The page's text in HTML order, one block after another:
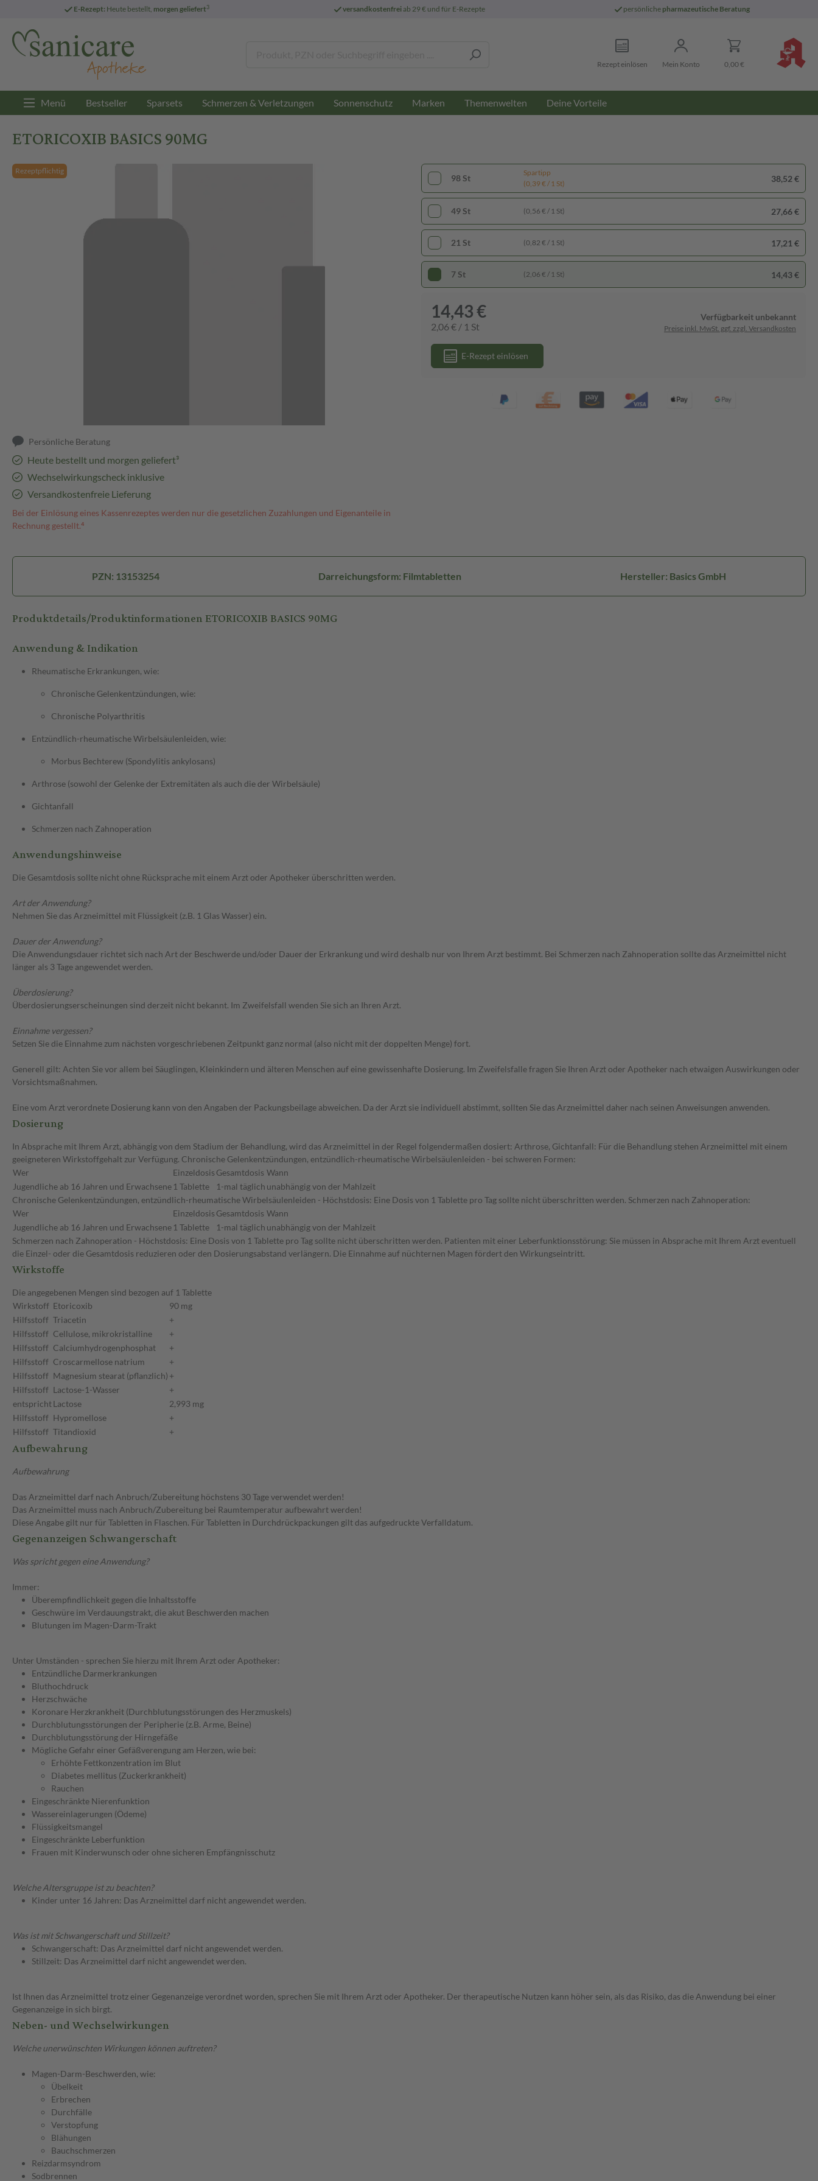
E-Rezept: Heute bestellt, morgen geliefert3 versandkostenfreiab 29 € und für E-Rezepte persönliche pharmazeutische Beratung
Rezept einlösen Mein Konto 0,00 €
Menü Bestseller Sparsets Schmerzen & Verletzungen Sonnenschutz Marken Themenwelten Deine Vorteile
ETORICOXIB BASICS 90MG
Rezeptpflichtig
Persönliche Beratung
Heute bestellt und morgen geliefert³
Wechselwirkungscheck inklusive
Versandkostenfreie Lieferung
Bei der Einlösung eines Kassenrezeptes werden nur die gesetzlichen Zuzahlungen und Eigenanteile in
Rechnung gestellt.⁴
98 St
Spartipp
(0,39 € / 1 St)
38,52 €
49 St (0,56 € / 1 St) 27,66 €
21 St (0,82 € / 1 St) 17,21 €
7 St (2,06 € / 1 St) 14,43 €
14,43 €
2,06 € / 1 St
Verfügbarkeit unbekannt
Preise inkl. MwSt. ggf. zzgl. Versandkosten
E-Rezept einlösen
PZN: 13153254 Darreichungsform: Filmtabletten Hersteller: Basics GmbH
Produktdetails/Produktinformationen ETORICOXIB BASICS 90MG
Anwendung & Indikation
Rheumatische Erkrankungen, wie:
Chronische Gelenkentzündungen, wie:
Chronische Polyarthritis
Entzündlich-rheumatische Wirbelsäulenleiden, wie:
Morbus Bechterew (Spondylitis ankylosans)
Arthrose (sowohl der Gelenke der Extremitäten als auch die der Wirbelsäule)
Gichtanfall
Schmerzen nach Zahnoperation
Anwendungshinweise
Die Gesamtdosis sollte nicht ohne Rücksprache mit einem Arzt oder Apotheker überschritten werden.
Art der Anwendung?
Nehmen Sie das Arzneimittel mit Flüssigkeit (z.B. 1 Glas Wasser) ein.
Dauer der Anwendung?
Die Anwendungsdauer richtet sich nach Art der Beschwerde und/oder Dauer der Erkrankung und wird deshalb nur von Ihrem Arzt bestimmt. Bei Schmerzen nach Zahnoperation sollte das Arzneimittel nicht
länger als 3 Tage angewendet werden.
Überdosierung?
Überdosierungserscheinungen sind derzeit nicht bekannt. Im Zweifelsfall wenden Sie sich an Ihren Arzt.
Einnahme vergessen?
Setzen Sie die Einnahme zum nächsten vorgeschriebenen Zeitpunkt ganz normal (also nicht mit der doppelten Menge) fort.
Generell gilt: Achten Sie vor allem bei Säuglingen, Kleinkindern und älteren Menschen auf eine gewissenhafte Dosierung. Im Zweifelsfalle fragen Sie Ihren Arzt oder Apotheker nach etwaigen Auswirkungen oder
Vorsichtsmaßnahmen.
Eine vom Arzt verordnete Dosierung kann von den Angaben der Packungsbeilage abweichen. Da der Arzt sie individuell abstimmt, sollten Sie das Arzneimittel daher nach seinen Anweisungen anwenden.
Dosierung
In Absprache mit Ihrem Arzt, abhängig von dem Stadium der Behandlung, wird das Arzneimittel in der Regel folgendermaßen dosiert: Arthrose, Gichtanfall: Für die Behandlung stehen Arzneimittel mit einem
geeigneteren Wirkstoffgehalt zur Verfügung. Chronische Gelenkentzündungen, entzündlich-rheumatische Wirbelsäulenleiden - bei schweren Formen:
Wer
Einzeldosis Gesamtdosis Wann
Jugendliche ab 16 Jahren und Erwachsene 1 Tablette 1-mal täglich unabhängig von der Mahlzeit
Chronische Gelenkentzündungen, entzündlich-rheumatische Wirbelsäulenleiden - Höchstdosis: Eine Dosis von 1 Tablette pro Tag sollte nicht überschritten werden. Schmerzen nach Zahnoperation:
Wer
Einzeldosis Gesamtdosis Wann
Jugendliche ab 16 Jahren und Erwachsene 1 Tablette 1-mal täglich unabhängig von der Mahlzeit
Schmerzen nach Zahnoperation - Höchstdosis: Eine Dosis von 1 Tablette pro Tag sollte nicht überschritten werden. Patienten mit einer Leberfunktionsstörung: Sie müssen in Absprache mit Ihrem Arzt eventuell
die Einzel- oder die Gesamtdosis reduzieren oder den Dosierungsabstand verlängern. Die Einnahme auf nüchternen Magen fördert den Wirkungseintritt.
Wirkstoffe
Die angegebenen Mengen sind bezogen auf 1 Tablette
Wirkstoff Etoricoxib
90 mg
Hilfsstoff Triacetin
+
Hilfsstoff Cellulose, mikrokristalline
+
Hilfsstoff Calciumhydrogenphosphat
+
Hilfsstoff Croscarmellose natrium
+
Hilfsstoff Magnesium stearat (pflanzlich) +
Hilfsstoff Lactose-1-Wasser
+
entsprichtLactose
2,993 mg
Hilfsstoff Hypromellose
+
Hilfsstoff Titandioxid +
Aufbewahrung
Aufbewahrung
Das Arzneimittel darf nach Anbruch/Zubereitung höchstens 30 Tage verwendet werden!
Das Arzneimittel muss nach Anbruch/Zubereitung bei Raumtemperatur aufbewahrt werden!
Diese Angabe gilt nur für Tabletten in Flaschen. Für Tabletten in Durchdrückpackungen gilt das aufgedruckte Verfalldatum.
Gegenanzeigen Schwangerschaft
Was spricht gegen eine Anwendung?
Immer:
Überempfindlichkeit gegen die Inhaltsstoffe
Geschwüre im Verdauungstrakt, die akut Beschwerden machen
Blutungen im Magen-Darm-Trakt
Unter Umständen - sprechen Sie hierzu mit Ihrem Arzt oder Apotheker:
Entzündliche Darmerkrankungen
Bluthochdruck
Herzschwäche
Koronare Herzkrankheit (Durchblutungsstörungen des Herzmuskels)
Durchblutungsstörungen der Peripherie (z.B. Arme, Beine)
Durchblutungsstörung der Hirngefäße
Mögliche Gefahr einer Gefäßverengung am Herzen, wie bei:
Erhöhte Fettkonzentration im Blut
Diabetes mellitus (Zuckerkrankheit)
Rauchen
Eingeschränkte Nierenfunktion
Wassereinlagerungen (Ödeme)
Flüssigkeitsmangel
Eingeschränkte Leberfunktion
Frauen mit Kinderwunsch oder ohne sicheren Empfängnisschutz
Welche Altersgruppe ist zu beachten?
Kinder unter 16 Jahren: Das Arzneimittel darf nicht angewendet werden.
Was ist mit Schwangerschaft und Stillzeit?
Schwangerschaft: Das Arzneimittel darf nicht angewendet werden.
Stillzeit: Das Arzneimittel darf nicht angewendet werden.
Ist Ihnen das Arzneimittel trotz einer Gegenanzeige verordnet worden, sprechen Sie mit Ihrem Arzt oder Apotheker. Der therapeutische Nutzen kann höher sein, als das Risiko, das die Anwendung bei einer
Gegenanzeige in sich birgt.
Neben- und Wechselwirkungen
Welche unerwünschten Wirkungen können auftreten?
Magen-Darm-Beschwerden, wie:
Übelkeit
Erbrechen
Durchfälle
Verstopfung
Blähungen
Bauchschmerzen
Reizdarmsyndrom
Sodbrennen